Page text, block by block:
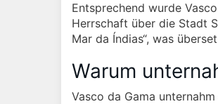
Entsprechend wurde
Herrschaft über die Stadt
Mar da Índias“, was
Warum
Vasco da Gama